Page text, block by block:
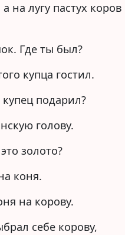
на лугу пастух коров
Где ты был?
купца гостил.
подарил?
голову.
золото?
коня.
на корову.
себе корову,